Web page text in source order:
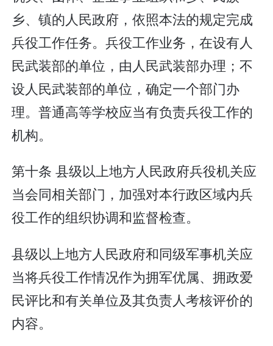
乡、镇的人民政府，依照本法的规定完成
兵役工作任务。兵役工作业务，在设有人
民武装部的单位，由人民武装部办理；不
设人民武装部的单位，确定一个部门办
理。普通高等学校应当有负责兵役工作的
机构。
第十条 县级以上地方人民政府兵役机关应
当会同相关部门，加强对本行政区域内兵
役工作的组织协调和监督检查。
县级以上地方人民政府和同级军事机关应
当将兵役工作情况作为拥军优属、拥政爱
民评比和有关单位及其负责人考核评价的
内容。